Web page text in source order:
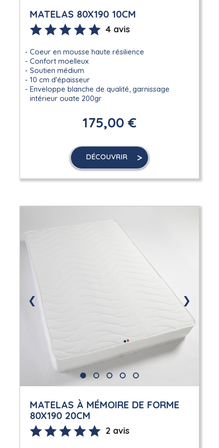
MATELAS 80X190 10CM
4 avis
Coeur en mousse haute résilience
Confort moelleux
Soutien médium
10 cm d'épaisseur
Enveloppe blanche de qualité, garnissage
intérieur ouate 200gr
175,00 €
DÉCOUVRIR
❮ ❯
MATELAS À MÉMOIRE DE FORME
80X190 20CM
2 avis